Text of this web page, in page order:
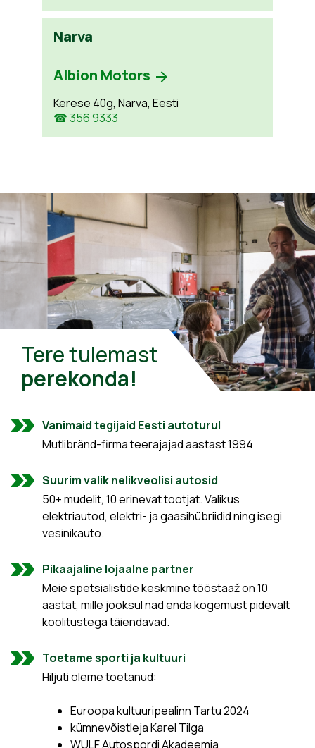
Narva
Albion Motors
Kerese 40g, Narva, Eesti
☎ 356 9333
Tere tulemast
perekonda!
Vanimaid tegijaid Eesti autoturul
Mutlibränd-firma teerajajad aastast 1994
Suurim valik nelikveolisi autosid
50+ mudelit, 10 erinevat tootjat. Valikus
elektriautod, elektri- ja gaasihübriidid ning isegi
vesinikauto.
Pikaajaline lojaalne partner
Meie spetsialistide keskmine tööstaaž on 10
aastat, mille jooksul nad enda kogemust pidevalt
koolitustega täiendavad.
Toetame sporti ja kultuuri
Hiljuti oleme toetanud:
Euroopa kultuuripealinn Tartu 2024
kümnevõistleja Karel Tilga
WULF Autospordi Akadeemia